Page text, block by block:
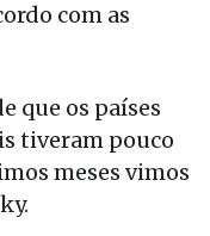
com as
que os países
tiveram pouco
meses vimos